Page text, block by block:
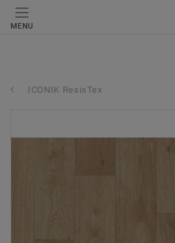
MENU
ICONIK ResisTex